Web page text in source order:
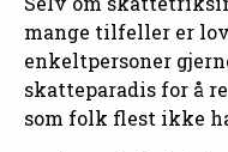
mange tilfeller er
enkeltpersoner
skatteparadis for å
som folk flest ikke